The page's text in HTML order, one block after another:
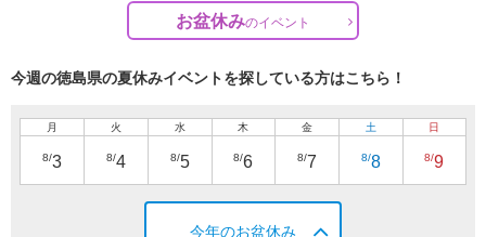
お盆休みのイベント
今週の徳島県の夏休みイベントを探している方はこちら！
月
8/3
火
8/4
水
8/5
木
8/6
金
8/7
土
8/8
日
8/9
今年のお盆休み